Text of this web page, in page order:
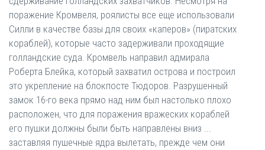
поражение Кромвеля, роялисты все еще использовали
Силли в качестве базы для своих «каперов» (пиратских
кораблей), которые часто задерживали проходящие
голландские суда. Кромвель направил адмирала
Роберта Блейка, который захватил острова и построил
это укрепление на блокпосте Тюдоров. Разрушенный
замок 16-го века прямо над ним был настолько плохо
расположен, что для поражения вражеских кораблей
его пушки должны были быть направлены вниз ...
заставляя пушечные ядра вылетать, прежде чем они